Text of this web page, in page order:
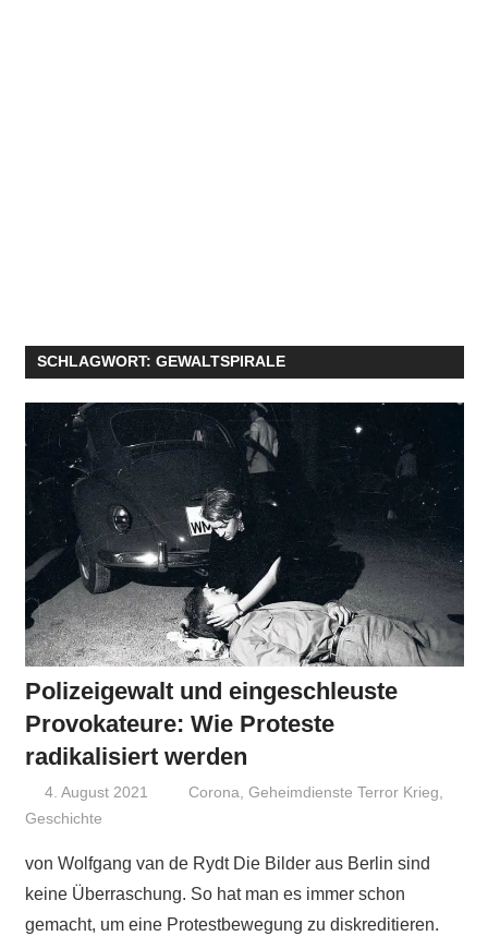
SCHLAGWORT: GEWALTSPIRALE
Polizeigewalt und eingeschleuste
Provokateure: Wie Proteste
radikalisiert werden
4. August 2021 Niki Vogt
Corona,Geheimdienste Terror Krieg,
Geschichte
von Wolfgang van de Rydt Die Bilder aus Berlin sind
keine Überraschung. So hat man es immer schon
gemacht, um eine Protestbewegung zu diskreditieren.